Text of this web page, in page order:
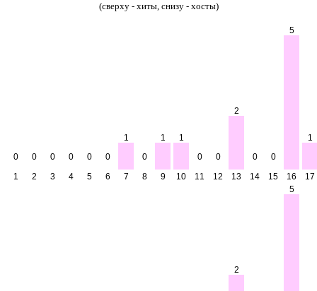
(сверху - хиты, снизу - хосты)
0
1
0
2
0
3
0
4
0
5
0
6
1
7
0
8
1
9
1
10
0
11
0
12
2
13
0
14
0
15
5
16
1
17
2
5